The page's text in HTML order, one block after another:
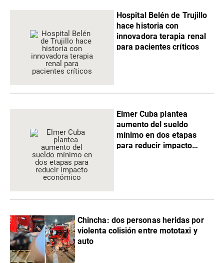
Hospital Belén de Trujillo
hace historia con
innovadora terapia renal
para pacientes críticos
Elmer Cuba plantea
aumento del sueldo
mínimo en dos etapas
para reducir impacto
Chincha: dos personas heridas por
violenta colisión entre mototaxi y
auto